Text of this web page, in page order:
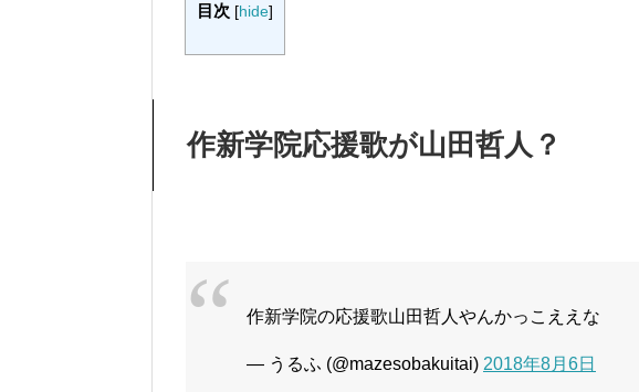
目次 [hide]
作新学院応援歌が山田哲人？
作新学院の応援歌山田哲人やんかっこええな
— うるふ (@mazesobakuitai) 2018年8月6日